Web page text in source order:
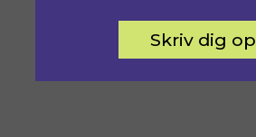
Skriv dig op